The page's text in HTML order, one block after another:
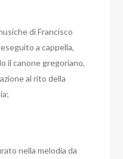
di Francisco
a cappella,
il canone gregoriano,
al rito della
nella melodia da